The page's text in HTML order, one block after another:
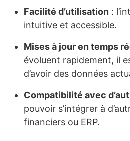
Facilité d’utilisation :
intuitive et accessible.
Mises à jour en temps
évoluent rapidement, il
d’avoir des données
Compatibilité avec
pouvoir s’intégrer à
financiers ou ERP.